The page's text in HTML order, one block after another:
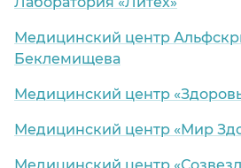
Медицинский центр
Беклемищева
Медицинский центр
Медицинский центр «Мир